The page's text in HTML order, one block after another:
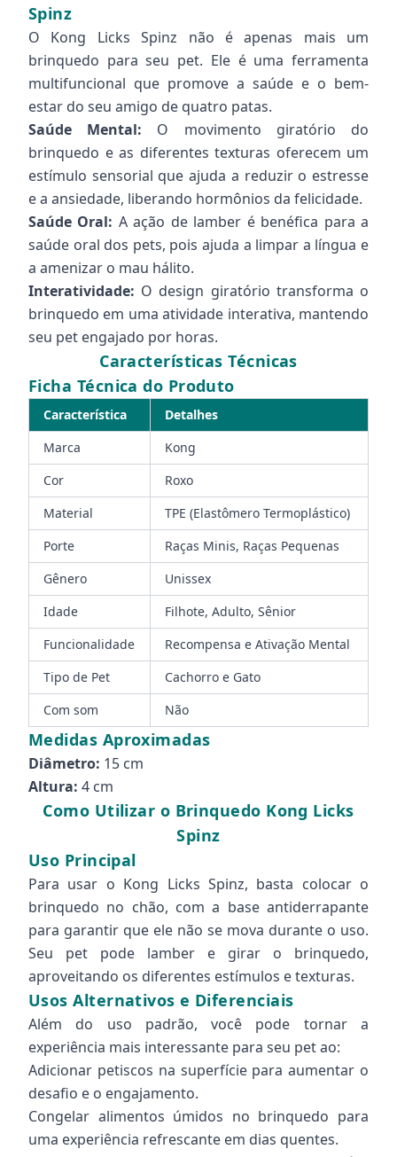
Spinz
O Kong Licks Spinz não é apenas mais um
brinquedo para seu pet. Ele é uma ferramenta
multifuncional que promove a saúde e o bem-
estar do seu amigo de quatro patas.
Saúde Mental: O movimento giratório do
brinquedo e as diferentes texturas oferecem um
estímulo sensorial que ajuda a reduzir o estresse
e a ansiedade, liberando hormônios da felicidade.
Saúde Oral: A ação de lamber é benéfica para a
saúde oral dos pets, pois ajuda a limpar a língua e
a amenizar o mau hálito.
Interatividade: O design giratório transforma o
brinquedo em uma atividade interativa, mantendo
seu pet engajado por horas.
Características Técnicas
Ficha Técnica do Produto
Característica
Detalhes
Marca
Kong
Cor
Roxo
Material
TPE (Elastômero Termoplástico)
Porte
Raças Minis, Raças Pequenas
Gênero
Unissex
Idade
Filhote, Adulto, Sênior
Funcionalidade
Recompensa e Ativação Mental
Tipo de Pet
Cachorro e Gato
Com som
Não
Medidas Aproximadas
Diâmetro: 15 cm
Altura: 4 cm
Como Utilizar o Brinquedo Kong Licks
Spinz
Uso Principal
Para usar o Kong Licks Spinz, basta colocar o
brinquedo no chão, com a base antiderrapante
para garantir que ele não se mova durante o uso.
Seu pet pode lamber e girar o brinquedo,
aproveitando os diferentes estímulos e texturas.
Usos Alternativos e Diferenciais
Além do uso padrão, você pode tornar a
experiência mais interessante para seu pet ao:
Adicionar petiscos na superfície para aumentar o
desafio e o engajamento.
Congelar alimentos úmidos no brinquedo para
uma experiência refrescante em dias quentes.